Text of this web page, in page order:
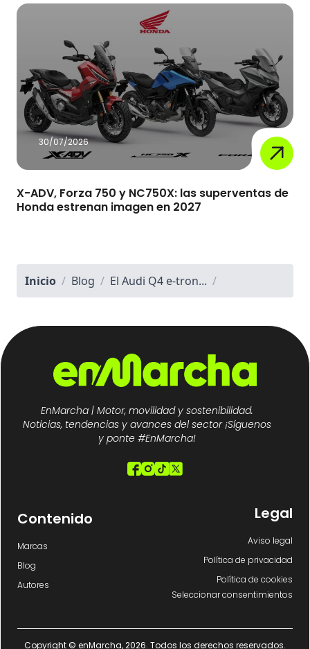
30/07/2026
X-ADV, Forza 750 y NC750X: las superventas de
Honda estrenan imagen en 2027
Inicio / Blog / El Audi Q4 e-tron... /
EnMarcha | Motor, movilidad y sostenibilidad.
Noticias, tendencias y avances del sector ¡Síguenos
y ponte #EnMarcha!
Contenido
Marcas
Blog
Autores
Legal
Aviso legal
Política de privacidad
Política de cookies
Seleccionar consentimientos
Copyright © enMarcha, 2026. Todos los derechos reservados.